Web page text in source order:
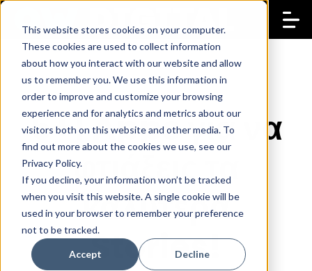
This website stores cookies on your computer.
These cookies are used to collect information
about how you interact with our website and allow
us to remember you. We use this information in
order to improve and customize your browsing
experience and for analytics and metrics about our
visitors both on this website and other media. To
find out more about the cookies we use, see our
Privacy Policy.
If you decline, your information won’t be tracked
when you visit this website. A single cookie will be
used in your browser to remember your preference
not to be tracked.
Accept Decline
5+1 Apps για να
φτιάξεις τα
καλύτερα
Stories!